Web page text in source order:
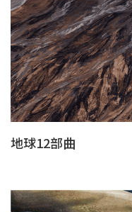
地球12部曲